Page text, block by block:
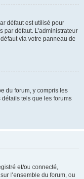
défaut est utilisé pour
par défaut. L’administrateur
via votre panneau de
du forum, y compris les
tels que les forums
et/ou connecté,
l’ensemble du forum, ou